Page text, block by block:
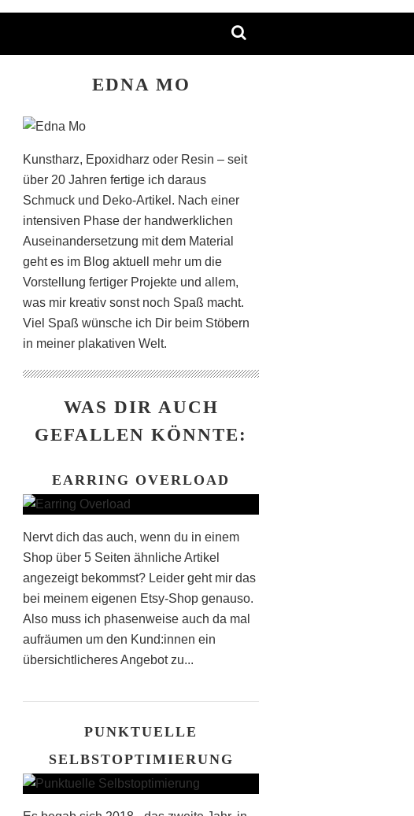
EDNA MO
Kunstharz, Epoxidharz oder Resin – seit
über 20 Jahren fertige ich daraus
Schmuck und Deko-Artikel. Nach einer
intensiven Phase der handwerklichen
Auseinandersetzung mit dem Material
geht es im Blog aktuell mehr um die
Vorstellung fertiger Projekte und allem,
was mir kreativ sonst noch Spaß macht.
Viel Spaß wünsche ich Dir beim Stöbern
in meiner plakativen Welt.
WAS DIR AUCH
GEFALLEN KÖNNTE:
EARRING OVERLOAD
Nervt dich das auch, wenn du in einem
Shop über 5 Seiten ähnliche Artikel
angezeigt bekommst? Leider geht mir das
bei meinem eigenen Etsy-Shop genauso.
Also muss ich phasenweise auch da mal
aufräumen um den Kund:innen ein
übersichtlicheres Angebot zu...
PUNKTUELLE
SELBSTOPTIMIERUNG